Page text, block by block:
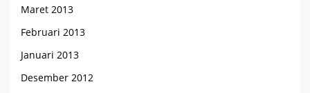
Maret 2013
Februari 2013
Januari 2013
Desember 2012